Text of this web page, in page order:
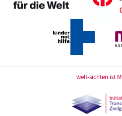
welt-sichten ist